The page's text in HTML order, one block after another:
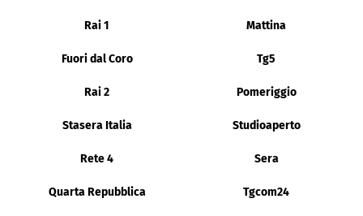
Rai 1 Mattina
Fuori dal Coro Tg5
Rai 2 Pomeriggio
Stasera Italia Studioaperto
Rete 4 Sera
Quarta Repubblica Tgcom24